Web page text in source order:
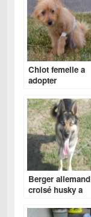
Chiot femelle a
adopter
Berger allemand
croisé husky a